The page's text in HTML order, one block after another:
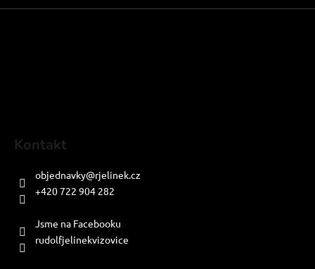
Kontakt
objednavky@rjelinek.cz
+420 722 904 282
Jsme na Facebooku
rudolfjelinekvizovice